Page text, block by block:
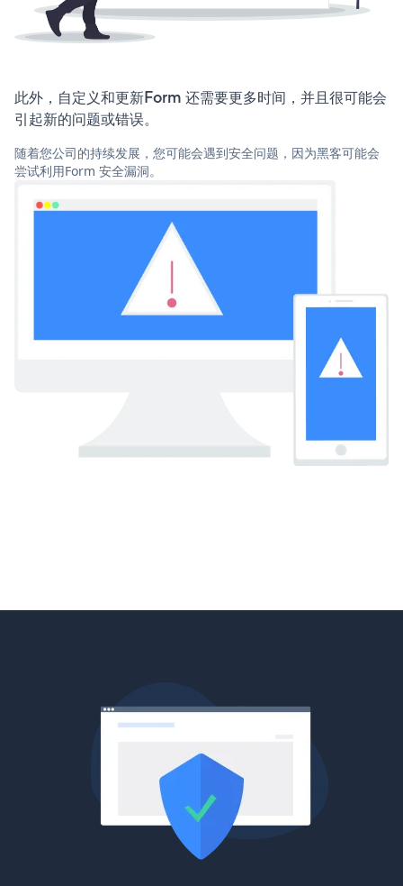
此外，自定义和更新Form 还需要更多时间，并且很可能会
引起新的问题或错误。
随着您公司的持续发展，您可能会遇到安全问题，因为黑客可能会
尝试利用Form 安全漏洞。